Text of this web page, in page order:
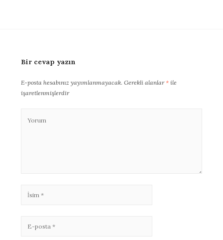
Bir cevap yazın
E-posta hesabınız yayımlanmayacak. Gerekli alanlar* ile
işaretlenmişlerdir